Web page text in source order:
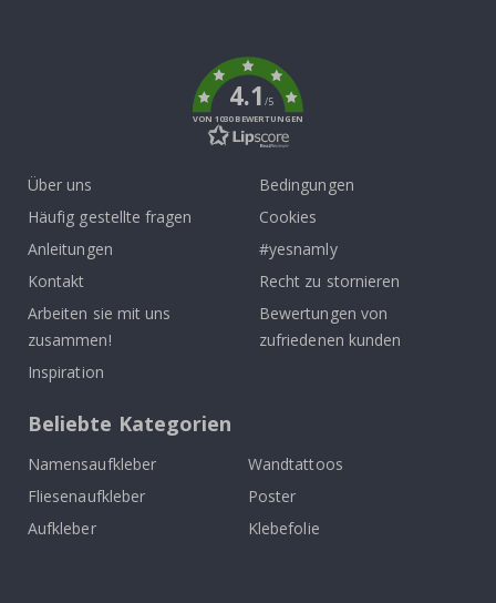
4.1/5
VON 1030 BEWERTUNGEN
Über uns
Häufig gestellte fragen
Anleitungen
Kontakt
Arbeiten sie mit uns
zusammen!
Inspiration
Bedingungen
Cookies
#yesnamly
Recht zu stornieren
Bewertungen von
zufriedenen kunden
Beliebte Kategorien
Namensaufkleber
Wandtattoos
Fliesenaufkleber
Poster
Aufkleber
Klebefolie